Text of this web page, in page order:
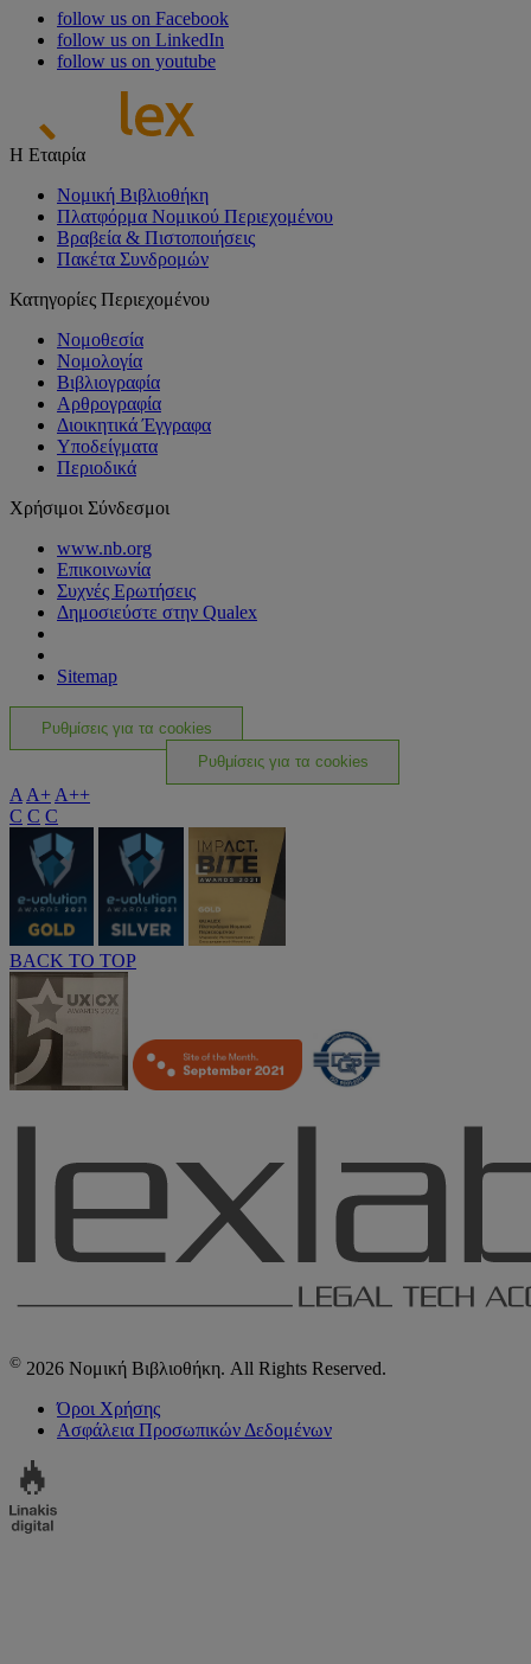
follow us on Facebook
follow us on LinkedIn
follow us on youtube
Η Εταιρία
Νομική Βιβλιοθήκη
Πλατφόρμα Νομικού Περιεχομένου
Βραβεία & Πιστοποιήσεις
Πακέτα Συνδρομών
Κατηγορίες Περιεχομένου
Νομοθεσία
Νομολογία
Βιβλιογραφία
Αρθρογραφία
Διοικητικά Έγγραφα
Υποδείγματα
Περιοδικά
Χρήσιμοι Σύνδεσμοι
www.nb.org
Επικοινωνία
Συχνές Ερωτήσεις
Δημοσιεύστε στην Qualex
Sitemap
Ρυθμίσεις για τα cookies
Ρυθμίσεις για τα cookies
A A+ A++
C C C
BACK TO TOP
© 2026 Νομική Βιβλιοθήκη. All Rights Reserved.
Όροι Χρήσης
Ασφάλεια Προσωπικών Δεδομένων